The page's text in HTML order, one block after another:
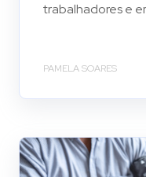
trabalhadores e
PAMELA SOARES